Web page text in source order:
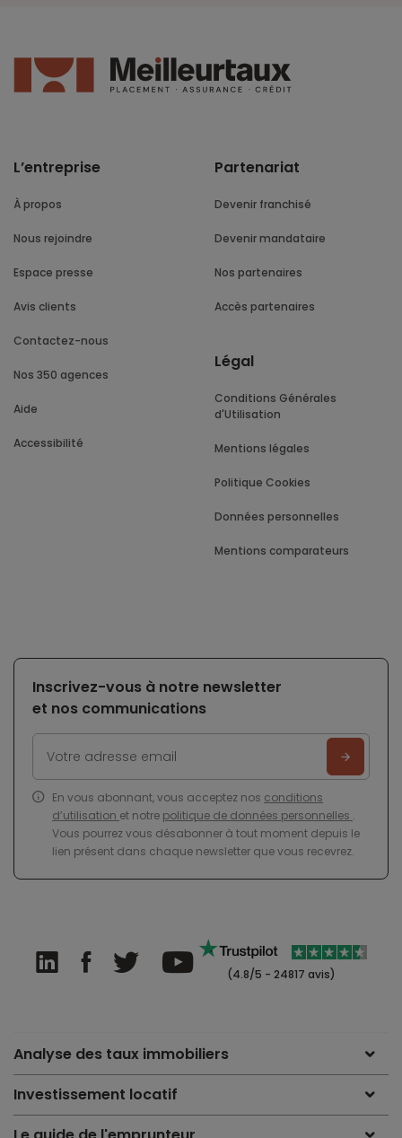
L’entreprise
À propos
Nous rejoindre
Espace presse
Avis clients
Contactez-nous
Nos 350 agences
Aide
Accessibilité
Partenariat
Devenir franchisé
Devenir mandataire
Nos partenaires
Accès partenaires
Légal
Conditions Générales
d'Utilisation
Mentions légales
Politique Cookies
Données personnelles
Mentions comparateurs
Inscrivez-vous à notre newsletter
et nos communications
En vous abonnant, vous acceptez nos conditions
d’utilisation et notre politique de données personnelles .
Vous pourrez vous désabonner à tout moment depuis le
lien présent dans chaque newsletter que vous recevrez.
(4.8/5 - 24817 avis)
Analyse des taux immobiliers
Investissement locatif